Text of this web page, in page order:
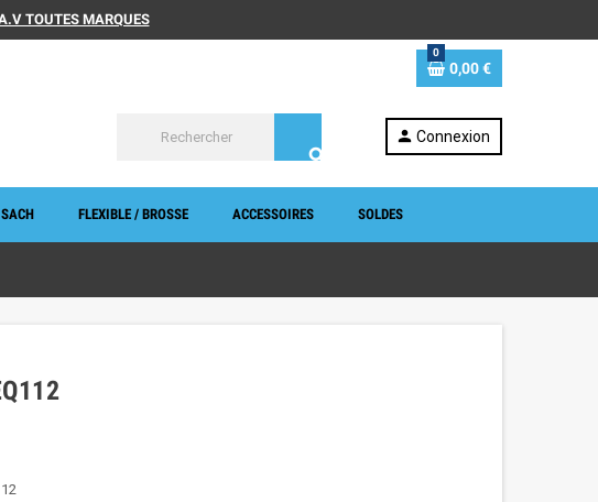
TOUTES MARQUES
0
0,00 €
search
person Connexion
SACH FLEXIBLE / BROSSE ACCESSOIRES SOLDES